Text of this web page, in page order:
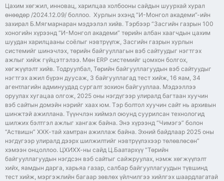
Цахим хөгжил, инновац, харилцаа холбооны сайдын шуурхай хурал
өнөөдөр /2024.12.09/ боллоо. Хурлын эхэнд “И-Монгол академи”-ийн
захирал Б.Мягмарнаран мэдээлэл хийв. Тэрбээр “Засгийн газрын 100
хоногийн хүрээнд “И-Монгол академи” төрийн албан хаагчдын цахим
шуудан харилцааны соёлыг нэвтрүүлж, Засгийн газрын хурлын
системийг шинэчлэх, төрийн байгууллагын вэб сайтуудыг нэгтгэх
ажлыг хийж гүйцэтгэлээ. Мөн ERP системийг цомхон болгох,
хөгжүүлэлт хийв. Тодруулбал, Төрийн байгууллагуудын вэб сайтуудыг
нэгтгэх ажил бүрэн дуусаж, 3 байгууллагад тест хийж, 16 яам, 34
агентлагийн админуудад сургалт зохион байгууллаа. Мэдээллээ
оруулах хугацаа олгож, 2025 оны нэгдүгээр улиралд багтаан хуучин
вэб сайтын домэйн нэрийг хаах юм. Тэр болтол хуучин сайт нь архивын
шинжтэй ажиллана. Түүнчлэн хиймэл оюунд суурилсан технологид
шилжих бэлтгэл ажлыг хангаж байна. Энэ хүрээнд “Чимэгэ” болон
“Аствишн” ХХК-тай хамтран ажиллаж байна. Эхний байдлаар 2025 оны
нэгдүгээр улиралд дээрх шилжилтийг нэвтрүүлэхээр төлөвлөсөн”
хэмээн онцоллоо. ЦХИХХ-ны сайд Ц.Баатархүү “Төрийн
байгууллагуудын нэгдсэн вэб сайтыг сайжруулах, нэмж хөгжүүлэлт
хийх, яамдын дарга, харьяа газар, салбар байгууллагуудын түвшинд
тест хийж, мэргэжлийн багаар зөвлөх үйлчилгээ хийлгэх шаардлагатай